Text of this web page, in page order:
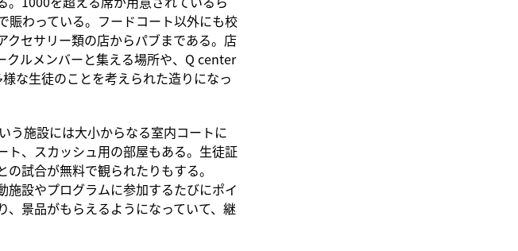
賑わっている。フードコート以外にも校
クセサリー類の店からパブまである。店
ルメンバーと集える場所や、Q center
な生徒のことを考えられた造りになっ
う施設には大小からなる室内コートに
ト、スカッシュ用の部屋もある。生徒証
試合が無料で観られたりもする。
設やプログラムに参加するたびにポイ
景品がもらえるようになっていて、継